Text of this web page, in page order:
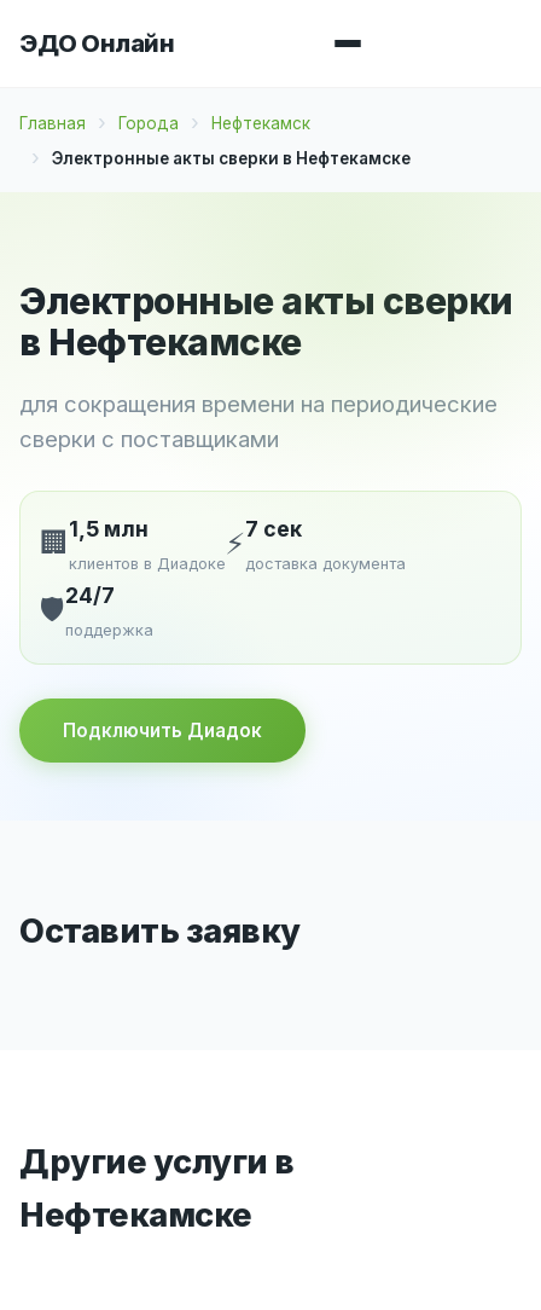
ЭДО Онлайн
Главная Города
Нефтекамск
Электронные акты сверки в Нефтекамске
Электронные акты сверки
в Нефтекамске
для сокращения времени на периодические
сверки с поставщиками
🏢 1,5 млн
клиентов в Диадоке
⚡7 сек
доставка документа
🛡️24/7
поддержка
Подключить Диадок
Оставить заявку
Другие услуги в
Нефтекамске